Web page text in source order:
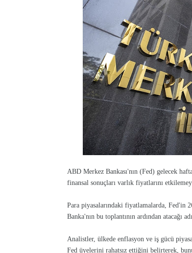
ABD Merkez Bankası'nın (Fed) gelecek
finansal sonuçları varlık fiyatlarını
Para piyasalarındaki fiyatlamalarda, Fed'in
Banka'nın bu toplantının ardından atacağı
Analistler, ülkede enflasyon ve iş gücü
Fed üyelerini rahatsız ettiğini belirterek,